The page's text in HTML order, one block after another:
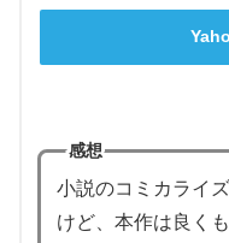
感想
小説のコミカライ
けど、本作は良く